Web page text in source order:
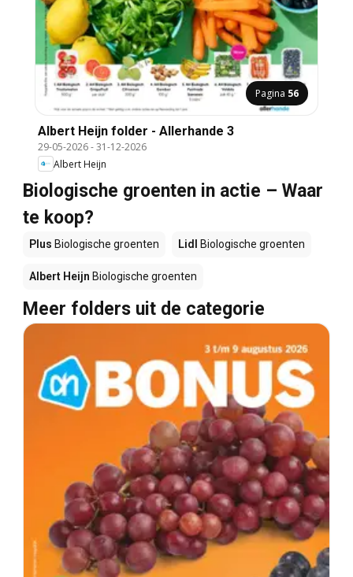
Pagina 56
Albert Heijn folder - Allerhande 3
29-05-2026-31-12-2026
Albert Heijn
Biologische groenten in actie – Waar
te koop?
Plus Biologische groenten Lidl Biologische groenten
Albert Heijn Biologische groenten
Meer folders uit de categorie